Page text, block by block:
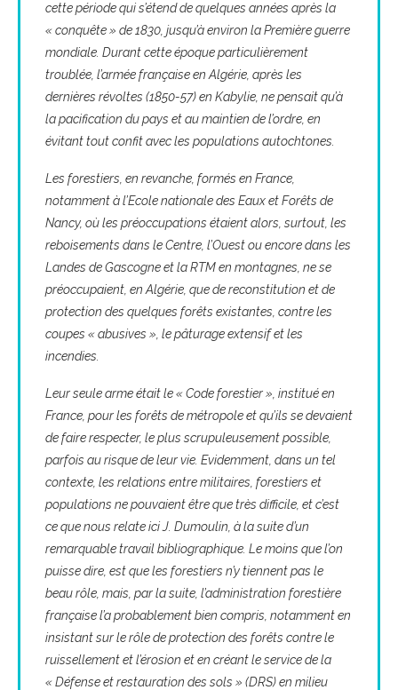
cette période qui s’étend de quelques années après la
« conquête » de 1830, jusqu’à environ la Première guerre
mondiale. Durant cette époque particulièrement
troublée, l’armée française en Algérie, après les
dernières révoltes (1850-57) en Kabylie, ne pensait qu’à
la pacification du pays et au maintien de l’ordre, en
évitant tout confit avec les populations autochtones.
Les forestiers, en revanche, formés en France,
notamment à l’Ecole nationale des Eaux et Forêts de
Nancy, où les préoccupations étaient alors, surtout, les
reboisements dans le Centre, l’Ouest ou encore dans les
Landes de Gascogne et la RTM en montagnes, ne se
préoccupaient, en Algérie, que de reconstitution et de
protection des quelques forêts existantes, contre les
coupes « abusives », le pâturage extensif et les
incendies.
Leur seule arme était le « Code forestier », institué en
France, pour les forêts de métropole et qu’ils se devaient
de faire respecter, le plus scrupuleusement possible,
parfois au risque de leur vie. Evidemment, dans un tel
contexte, les relations entre militaires, forestiers et
populations ne pouvaient être que très difficile, et c’est
ce que nous relate ici J. Dumoulin, à la suite d’un
remarquable travail bibliographique. Le moins que l’on
puisse dire, est que les forestiers n’y tiennent pas le
beau rôle, mais, par la suite, l’administration forestière
française l’a probablement bien compris, notamment en
insistant sur le rôle de protection des forêts contre le
ruissellement et l’érosion et en créant le service de la
« Défense et restauration des sols » (DRS) en milieu